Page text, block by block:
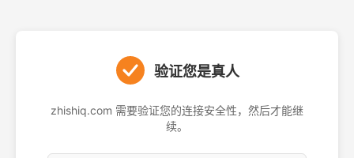
验证您是真人
zhishiq.com 需要验证您的连接安全性，然后才能继
续。